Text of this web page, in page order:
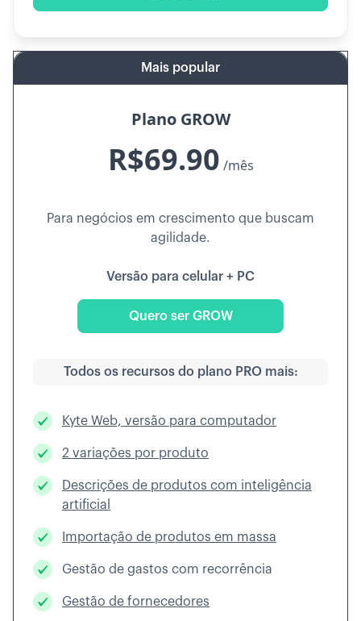
Mais popular
Plano GROW
R$69.90 /mês
Para negócios em crescimento que buscam
agilidade.
Versão para celular + PC
Quero ser GROW
Todos os recursos do plano PRO mais:
Kyte Web, versão para computador
2 variações por produto
Descrições de produtos com inteligência
artificial
Importação de produtos em massa
Gestão de gastos com recorrência
Gestão de fornecedores